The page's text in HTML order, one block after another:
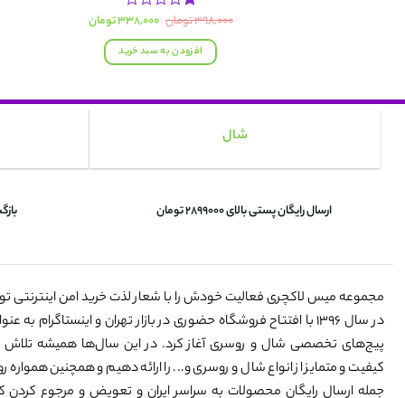
نمره
از
5
۳۹۸,۰۰۰تومان قیمت
۳۹۸,۰۰۰ تومان
بود.
۳۳۸,۰۰۰تومانقیمت
افزودن به سبد خرید
شال
ارسال رایگان پستی بالای 2899000 تومان
مجموعه میس لاکچری فعالیت خودش را با شعار لذت خرید امن اینترنتی
در سال ۱۳۹۶ با افتتاح فروشگاه حضوری در بازار تهران و اینستاگرام
پیج‌های تخصصی شال و روسری آغاز کرد. در این سال‌ها همیشه
کیفیت و متمایز از انواع شال و روسری و... را ارائه دهیم و همچنین همواره
جمله ارسال رایگان محصولات به سراسر ایران و تعویض و مرجوع کردن